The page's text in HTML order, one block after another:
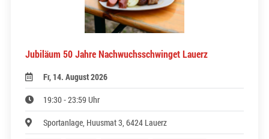
Jubiläum 50 Jahre Nachwuchsschwinget Lauerz
Fr, 14. August 2026
19:30 - 23:59 Uhr
Sportanlage, Huusmat 3, 6424 Lauerz